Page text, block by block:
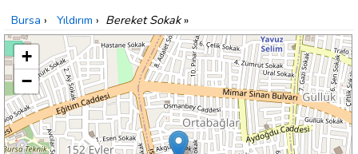
Bursa › Yıldırım › Bereket Sokak»
+
−